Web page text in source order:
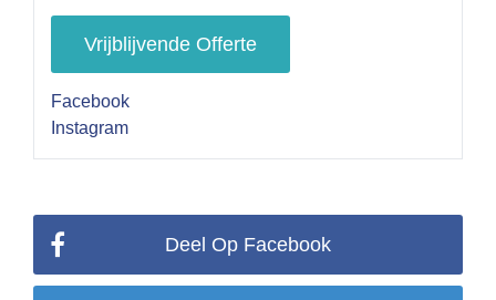
Vrijblijvende Offerte
Facebook
Instagram
Deel Op Facebook